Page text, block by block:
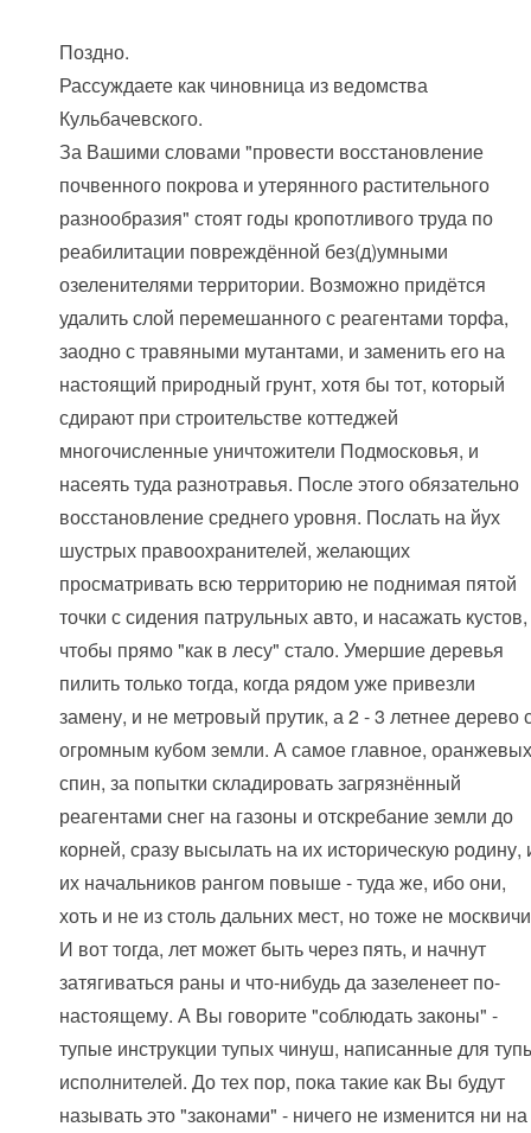
Поздно.
Рассуждаете как чиновница из ведомства
Кульбачевского.
За Вашими словами "провести восстановление
почвенного покрова и утерянного растительного
разнообразия" стоят годы кропотливого труда по
реабилитации повреждённой без(д)умными
озеленителями территории. Возможно придётся
удалить слой перемешанного с реагентами торфа,
заодно с травяными мутантами, и заменить его на
настоящий природный грунт, хотя бы тот, который
сдирают при строительстве коттеджей
многочисленные уничтожители Подмосковья, и
насеять туда разнотравья. После этого обязательно
восстановление среднего уровня. Послать на йух
шустрых правоохранителей, желающих
просматривать всю территорию не поднимая пятой
точки с сидения патрульных авто, и насажать кустов,
чтобы прямо "как в лесу" стало. Умершие деревья
пилить только тогда, когда рядом уже привезли
замену, и не метровый прутик, а 2 - 3 летнее дерево
огромным кубом земли. А самое главное,
спин, за попытки складировать загрязнённый
реагентами снег на газоны и отскребание земли до
корней, сразу высылать на их историческую родину,
их начальников рангом повыше - туда же, ибо они,
хоть и не из столь дальних мест, но тоже не
И вот тогда, лет может быть через пять, и начнут
затягиваться раны и что-нибудь да зазеленеет по-
настоящему. А Вы говорите "соблюдать законы" -
тупые инструкции тупых чинуш, написанные для
исполнителей. До тех пор, пока такие как Вы будут
называть это "законами" - ничего не изменится ни на